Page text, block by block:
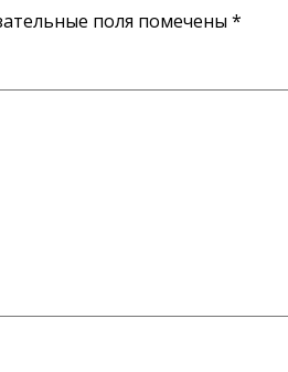
поля помечены *